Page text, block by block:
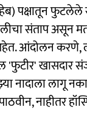
पक्षातून
संताप
करणे,
खासदार
नादाला लागू
नाहीतर